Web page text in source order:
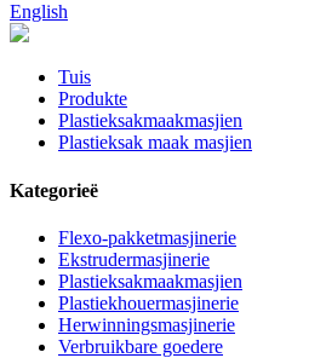
English
Tuis
Produkte
Plastieksakmaakmasjien
Plastieksak maak masjien
Kategorieë
Flexo-pakketmasjinerie
Ekstrudermasjinerie
Plastieksakmaakmasjien
Plastiekhouermasjinerie
Herwinningsmasjinerie
Verbruikbare goedere